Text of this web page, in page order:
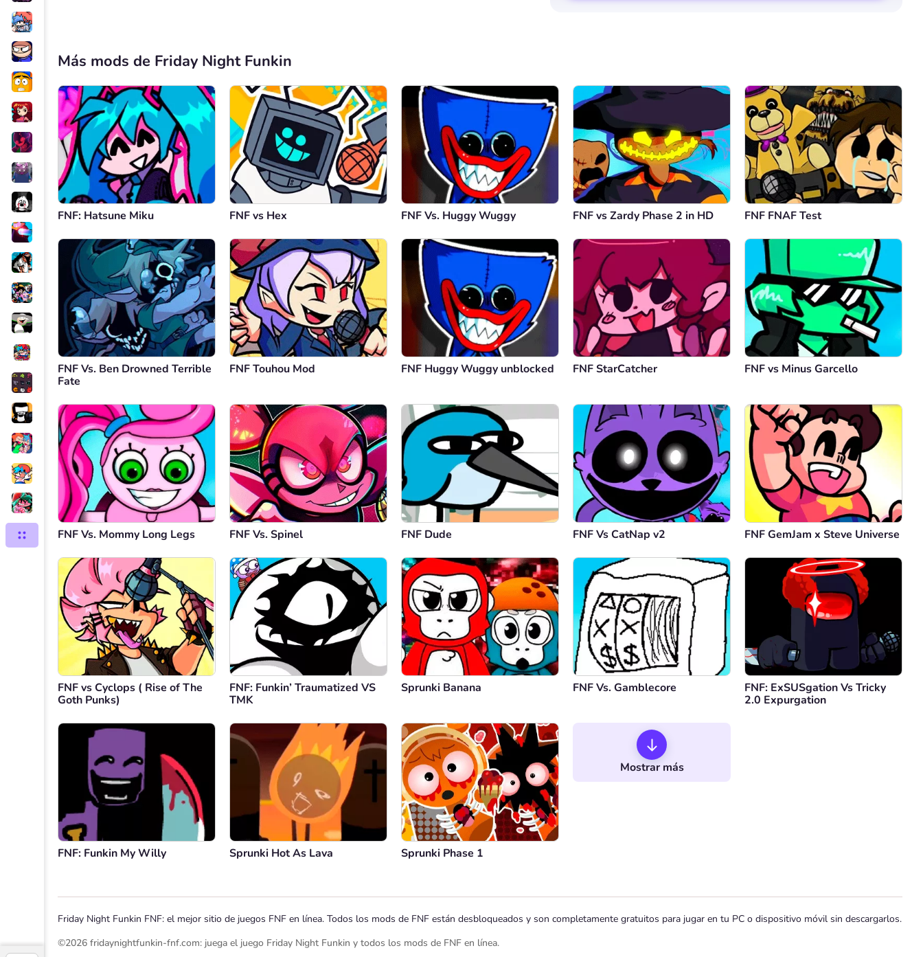
Cancelar Comentario
Más mods de Friday Night Funkin
FNF: Hatsune Miku FNF vs Hex FNF Vs. Huggy Wuggy FNF vs Zardy Phase 2 in HD FNF FNAF Test
FNF Vs. Ben Drowned Terrible
Fate
FNF Touhou Mod FNF Huggy Wuggy unblocked FNF StarCatcher FNF vs Minus Garcello
FNF Vs. Mommy Long Legs FNF Vs. Spinel FNF Dude FNF Vs CatNap v2 FNF GemJam x Steve Universe
FNF vs Cyclops ( Rise of The
Goth Punks)
FNF: Funkin’ Traumatized VS
TMK
Sprunki Banana FNF Vs. Gamblecore
FNF: ExSUSgation Vs Tricky
2.0 Expurgation
FNF: Funkin My Willy Sprunki Hot As Lava Sprunki Phase 1
Mostrar más
Friday Night Funkin FNF: el mejor sitio de juegos FNF en línea. Todos los mods de FNF están desbloqueados y son completamente gratuitos para jugar en tu PC o dispositivo móvil sin descargarlos.
©2026 fridaynightfunkin-fnf.com: juega el juego Friday Night Funkin y todos los mods de FNF en línea.